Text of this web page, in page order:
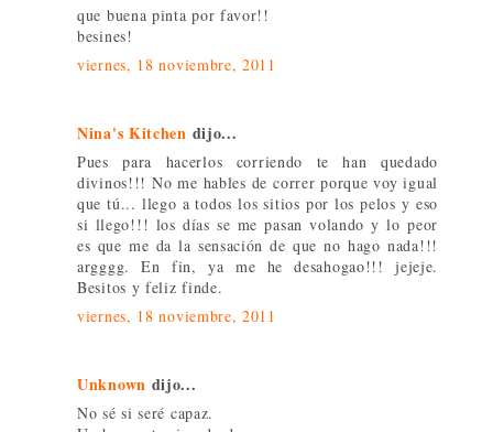
que buena pinta por favor!!
besines!
viernes, 18 noviembre, 2011
Nina's Kitchen dijo...
Pues para hacerlos corriendo te han quedado
divinos!!! No me hables de correr porque voy igual
que tú... llego a todos los sitios por los pelos y eso
si llego!!! los días se me pasan volando y lo peor
es que me da la sensación de que no hago nada!!!
argggg. En fin, ya me he desahogao!!! jejeje.
Besitos y feliz finde.
viernes, 18 noviembre, 2011
Unknown dijo...
No sé si seré capaz.